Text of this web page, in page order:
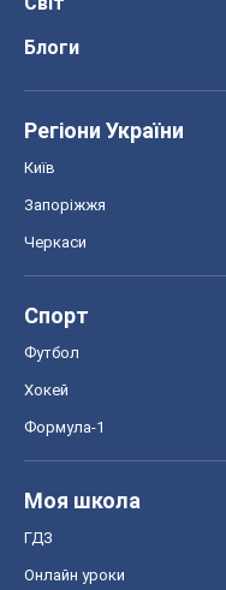
Блоги
Регіони України
Київ
Запоріжжя
Черкаси
Спорт
Футбол
Хокей
Формула-1
Моя школа
ГДЗ
Онлайн уроки